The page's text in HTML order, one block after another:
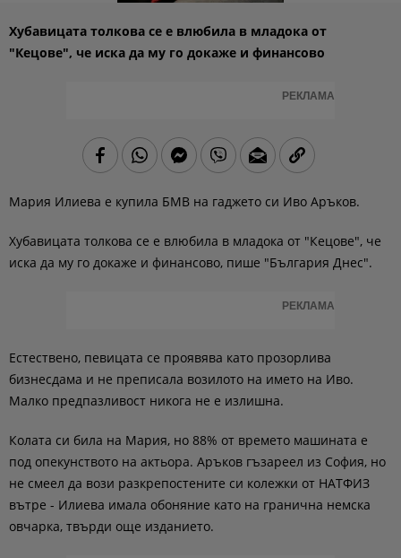
Хубавицата толкова се е влюбила в младока от
"Кецове", че иска да му го докаже и финансово
РЕКЛАМА
Мария Илиева е купила БМВ на гаджето си Иво Аръков.
Хубавицата толкова се е влюбила в младока от "Кецове", че
иска да му го докаже и финансово, пише "България Днес".
РЕКЛАМА
Естествено, певицата се проявява като прозорлива
бизнесдама и не преписала возилото на името на Иво.
Малко предпазливост никога не е излишна.
Колата си била на Мария, но 88% от времето машината е
под опекунството на актьора. Аръков гъзареел из София, но
не смеел да вози разкрепостените си колежки от НАТФИЗ
вътре - Илиева имала обоняние като на гранична немска
овчарка, твърди още изданието.